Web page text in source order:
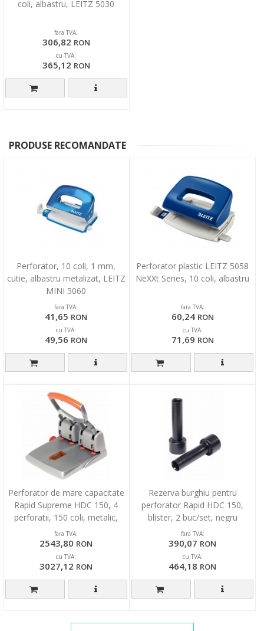
coli, albastru, LEITZ 5030
fara TVA:
306,82 RON
cu TVA:
365,12 RON
PRODUSE RECOMANDATE
Perforator, 10 coli, 1 mm,
cutie, albastru metalizat, LEITZ
MINI 5060
fara TVA:
41,65 RON
cu TVA:
49,56 RON
Perforator plastic LEITZ 5058
NeXXt Series, 10 coli, albastru
fara TVA:
60,24 RON
cu TVA:
71,69 RON
Perforator de mare capacitate
Rapid Supreme HDC 150, 4
perforatii, 150 coli, metalic,
cutie, arginti
fara TVA:
2543,80 RON
cu TVA:
3027,12 RON
Rezerva burghiu pentru
perforator Rapid HDC 150,
blister, 2 buc/set, negru
fara TVA:
390,07 RON
cu TVA:
464,18 RON